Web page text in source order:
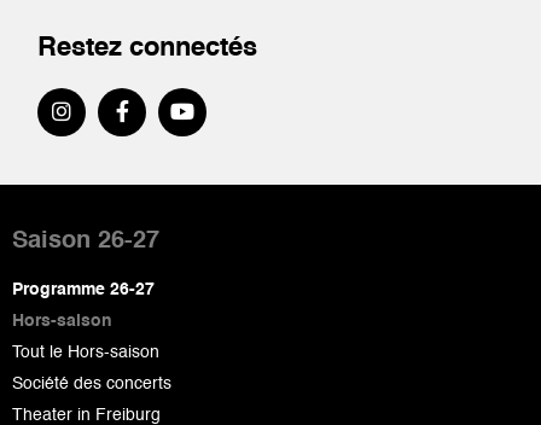
Restez connectés
de
page
Saison 26-27
Programme 26-27
Hors-saison
Tout le Hors-saison
Société des concerts
Theater in Freiburg